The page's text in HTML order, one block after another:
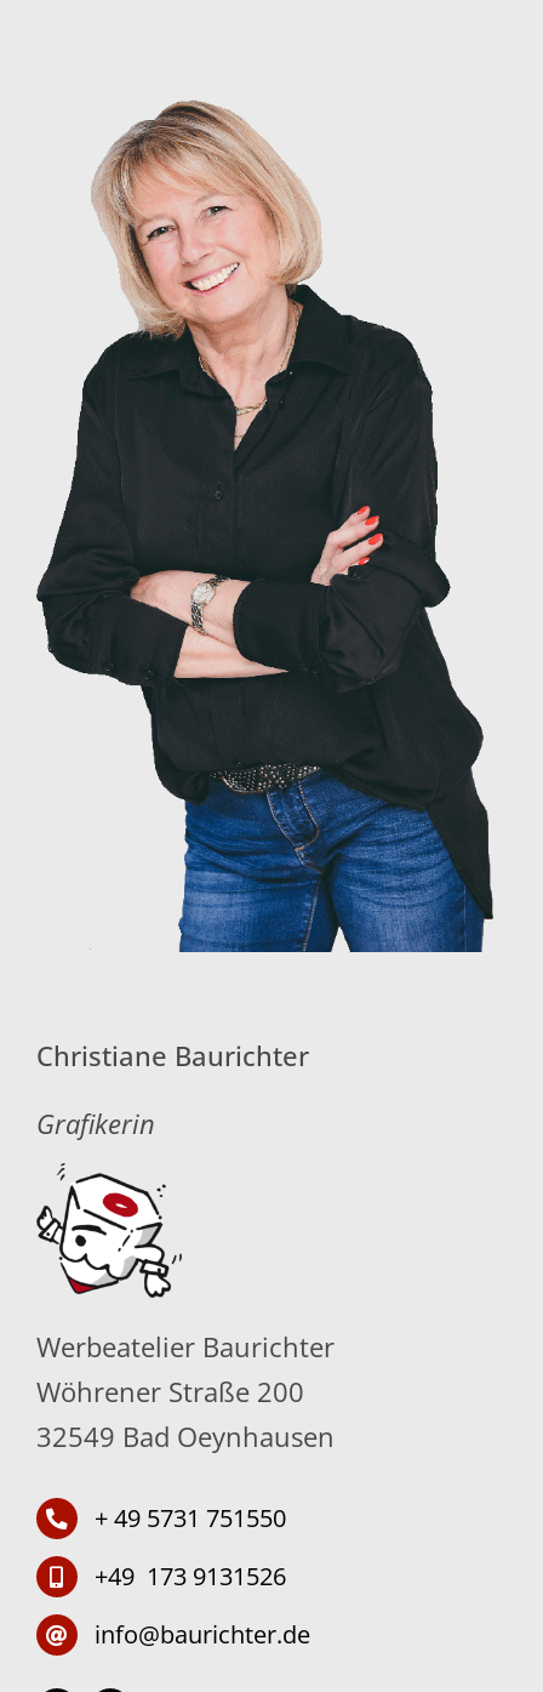
Christiane Baurichter
Grafikerin
Werbeatelier Baurichter
Wöhrener Straße 200
32549 Bad Oeynhausen
+ 49 5731 751550
+49 173 9131526
info@baurichter.de